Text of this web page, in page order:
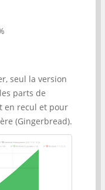
seul la version
parts de
en recul et pour
(Gingerbread).